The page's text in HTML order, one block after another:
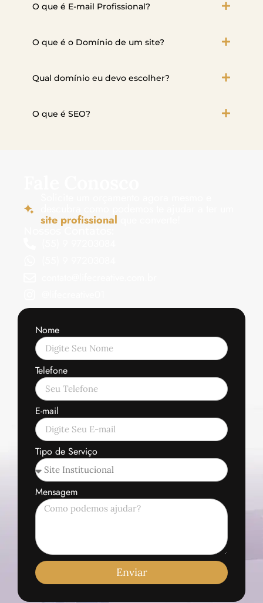
O que é E-mail Profissional?
O que é o Domínio de um site?
Qual domínio eu devo escolher?
O que é SEO?
site profissional
Nome
Telefone
E-mail
Tipo de Serviço
Mensagem
Enviar